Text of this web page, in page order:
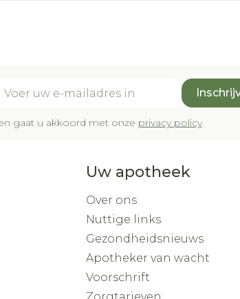
gaat u akkoord met onze privacy policy.
Uw apotheek
Over ons
Nuttige links
Gezondheidsnieuws
Apotheker van wacht
Voorschrift